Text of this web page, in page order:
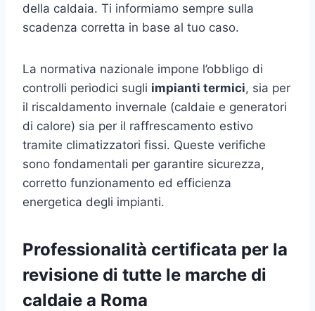
della caldaia. Ti informiamo sempre sulla
scadenza corretta in base al tuo caso.
La normativa nazionale impone l’obbligo di
controlli periodici sugli impianti termici, sia per
il riscaldamento invernale (caldaie e generatori
di calore) sia per il raffrescamento estivo
tramite climatizzatori fissi. Queste verifiche
sono fondamentali per garantire sicurezza,
corretto funzionamento ed efficienza
energetica degli impianti.
Professionalità certificata per la
revisione di tutte le marche di
caldaie a Roma